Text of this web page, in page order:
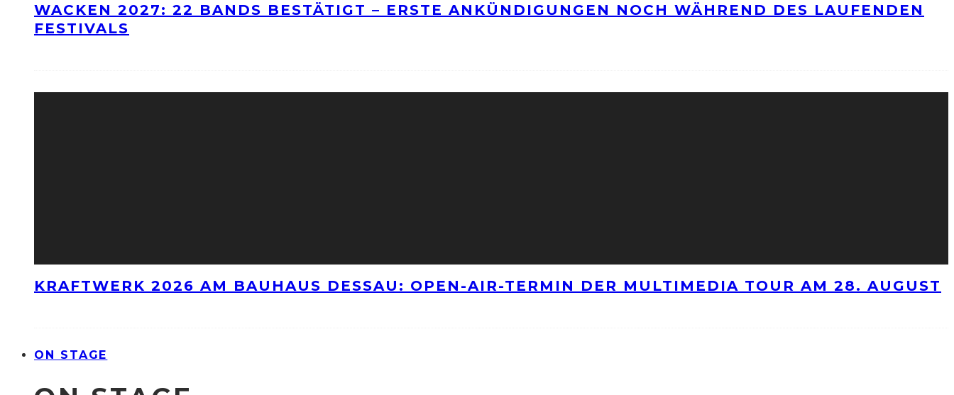
WACKEN 2027: 22 BANDS BESTÄTIGT – ERSTE ANKÜNDIGUNGEN NOCH WÄHREND DES LAUFENDEN
FESTIVALS
KRAFTWERK 2026 AM BAUHAUS DESSAU: OPEN-AIR-TERMIN DER MULTIMEDIA TOUR AM 28. AUGUST
ON STAGE